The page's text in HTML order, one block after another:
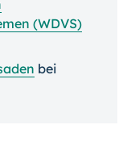
(WDVS)
bei